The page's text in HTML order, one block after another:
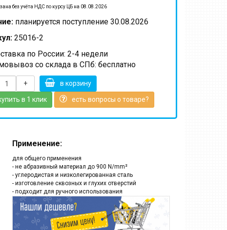
без учёта НДС по курсу ЦБ на 08.08.2026
планируется поступление 30.08.2026
25016-2
по России: 2-4 недели
со склада в СПб: бесплатно
+ в корзину
в 1 клик есть вопросы о товаре?
Применение:
для общего применения
- не абразивный материал до 900 N/mm²
- углеродистая и низколегированная сталь
- изготовление сквозных и глухих отверстий
- подходит для ручного использования